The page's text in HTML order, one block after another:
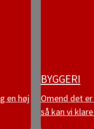
en høj
BYGGERI
Omend det
så kan vi